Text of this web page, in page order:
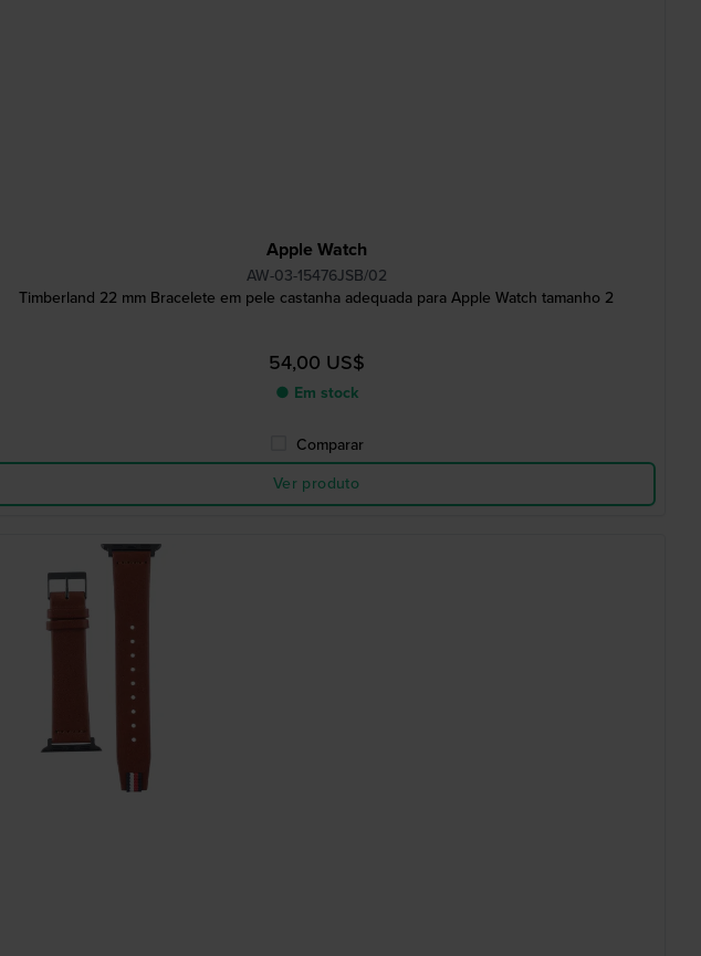
Apple Watch
AW-03-15476JSB/02
Timberland 22 mm Bracelete em pele castanha adequada para Apple Watch tamanho 2
54,00 US$
● Em stock
Comparar
Ver produto